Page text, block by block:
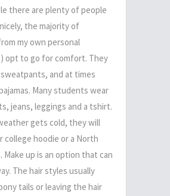
there are plenty of people
the majority of
my own personal
opt to go for comfort. They
and at times
Many students wear
jeans, leggings and a tshirt.
gets cold, they will
college hoodie or a North
Make up is an option that can
The hair styles usually
tails or leaving the hair